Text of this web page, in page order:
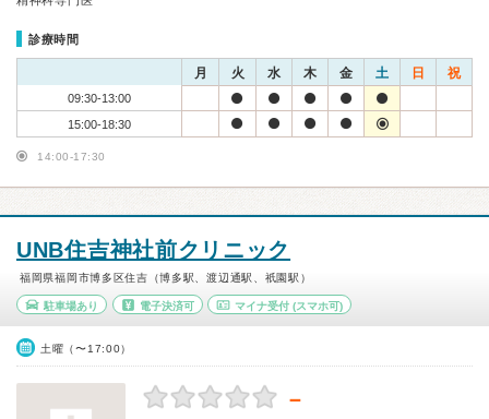
診療時間
月 火 水 木 金 土 日 祝
09:30-13:00
15:00-18:30
14:00-17:30
UNB住吉神社前クリニック
福岡県福岡市博多区住吉（博多駅、渡辺通駅、祇園駅）
駐車場あり 電子決済可 マイナ受付 (スマホ可)
土曜（〜17:00）
－